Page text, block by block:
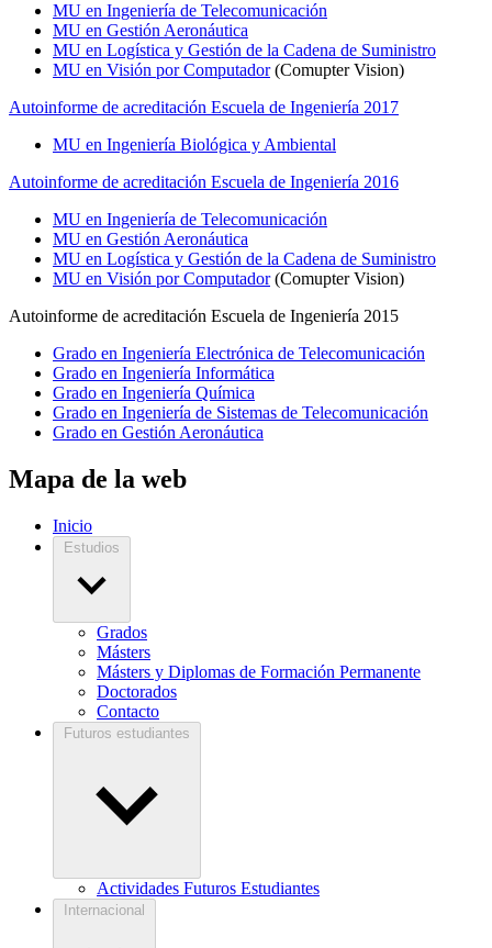
MU en Ingeniería de Telecomunicación
MU en Gestión Aeronáutica
MU en Logística y Gestión de la Cadena de Suministro
MU en Visión por Computador(Comupter Vision)
Autoinforme de acreditación Escuela de Ingeniería 2017
MU en Ingeniería Biológica y Ambiental
Autoinforme de acreditación Escuela de Ingeniería 2016
MU en Ingeniería de Telecomunicación
MU en Gestión Aeronáutica
MU en Logística y Gestión de la Cadena de Suministro
MU en Visión por Computador(Comupter Vision)
Autoinforme de acreditación Escuela de Ingeniería 2015
Grado en Ingeniería Electrónica de Telecomunicación
Grado en Ingeniería Informática
Grado en Ingeniería Química
Grado en Ingeniería de Sistemas de Telecomunicación
Grado en Gestión Aeronáutica
Mapa de la web
Inicio
Estudios
Grados
Másters
Másters y Diplomas de Formación Permanente
Doctorados
Contacto
Futuros estudiantes
Actividades Futuros Estudiantes
Internacional